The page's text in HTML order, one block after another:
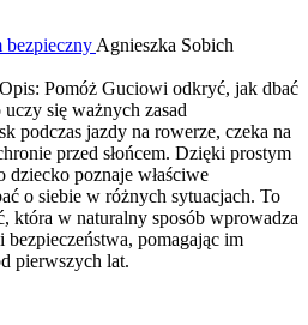
bezpieczny Agnieszka Sobich
Opis: Pomóż Guciowi odkryć, jak dbać
się ważnych zasad
podczas jazdy na rowerze, czeka na
przed słońcem. Dzięki prostym
dziecko poznaje właściwe
o siebie w różnych sytuacjach. To
która w naturalny sposób wprowadza
bezpieczeństwa, pomagając im
pierwszych lat.